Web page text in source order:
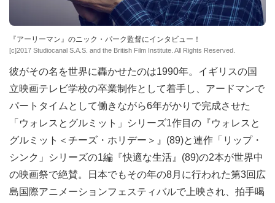
『アーリーマン』のニック・パーク監督にインタビュー！
[c]2017 Studiocanal S.A.S. and the British Film Institute. All Rights Reserved.
彼がその名を世界に轟かせたのは1990年。イギリスの国
立映画テレビ学校の卒業制作として着手し、アードマンで
パートタイムとして働きながら6年がかりで完成させた
「ウォレスとグルミット」シリーズ1作目の『ウォレスと
グルミット＜チーズ・ホリデー＞』(89)と連作「リップ・
シンク」シリーズの1編『快適な生活』(89)の2本が世界中
の映画祭で絶賛。日本でもその年の8月に行われた第3回広
島国際アニメーションフェスティバルで上映され、拍手喝